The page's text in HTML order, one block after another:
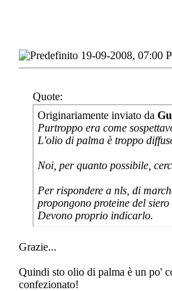
19-09-2008, 07:00
Quote:
Originariamente inviato da
Purtroppo era come
L'olio di palma è troppo
Noi, per quanto possibile,
Per rispondere a nls, di
propongono proteine del
Devono proprio indicarlo.
Grazie...
Quindi sto olio di palma è un po'
confezionato!